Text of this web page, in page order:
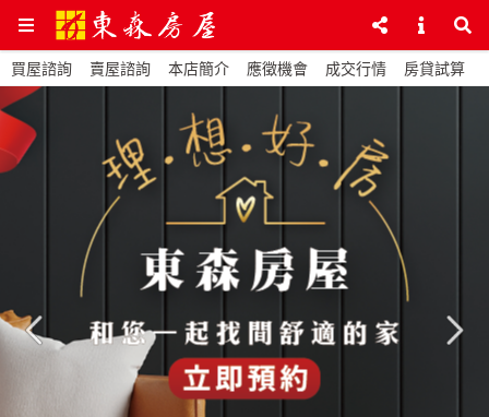
買屋諮詢 賣屋諮詢 本店簡介 應徵機會 成交行情 房貸試算